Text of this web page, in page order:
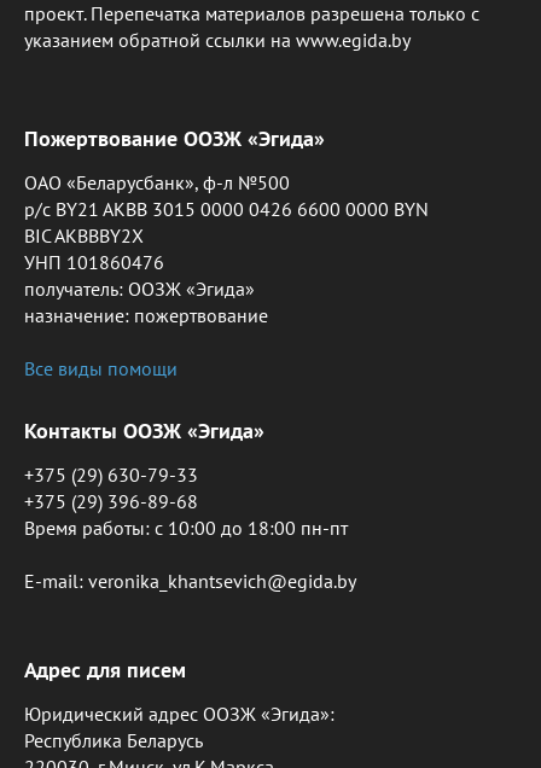
проект. Перепечатка материалов разрешена только с
указанием обратной ссылки на www.egida.by
Пожертвование ООЗЖ «Эгида»
ОАО «Беларусбанк», ф-л №500
р/с BY21 AKBB 3015 0000 0426 6600 0000 BYN
BIC AKBBBY2X
УНП 101860476
получатель: ООЗЖ «Эгида»
назначение: пожертвование
Все виды помощи
Контакты ООЗЖ «Эгида»
+375 (29) 630-79-33
+375 (29) 396-89-68
Время работы: c 10:00 до 18:00 пн-пт
E-mail: veronika_khantsevich@egida.by
Адрес для писем
Юридический адрес ООЗЖ «Эгида»:
Республика Беларусь